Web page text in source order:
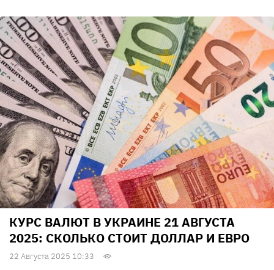
КУРС ВАЛЮТ В УКРАИНЕ 21 АВГУСТА
2025: СКОЛЬКО СТОИТ ДОЛЛАР И ЕВРО
22 Августа 2025 10:33